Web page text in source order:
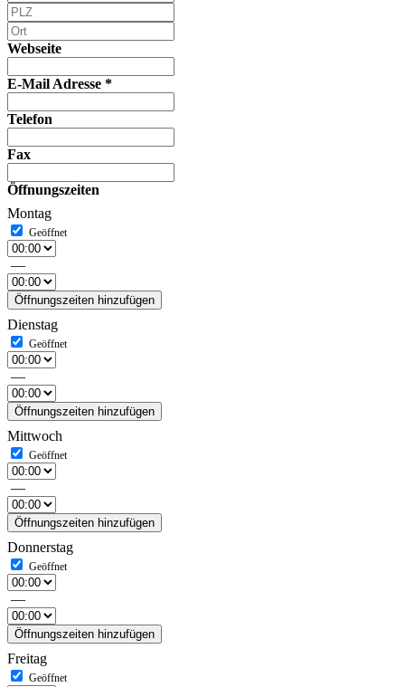
Webseite
E-Mail Adresse *
Telefon
Fax
Öffnungszeiten
Montag
—
Öffnungszeiten hinzufügen
Dienstag
—
Öffnungszeiten hinzufügen
Mittwoch
—
Öffnungszeiten hinzufügen
Donnerstag
—
Öffnungszeiten hinzufügen
Freitag